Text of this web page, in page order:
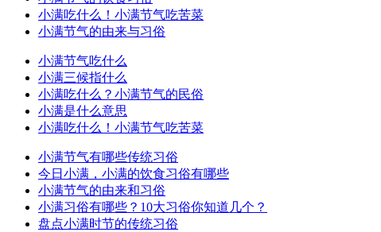
小满吃什么！小满节气吃苦菜
小满节气的由来与习俗
小满节气吃什么
小满三候指什么
小满吃什么？小满节气的民俗
小满是什么意思
小满吃什么！小满节气吃苦菜
小满节气有哪些传统习俗
今日小满，小满的饮食习俗有哪些
小满节气的由来和习俗
小满习俗有哪些？10大习俗你知道几个？
盘点小满时节的传统习俗